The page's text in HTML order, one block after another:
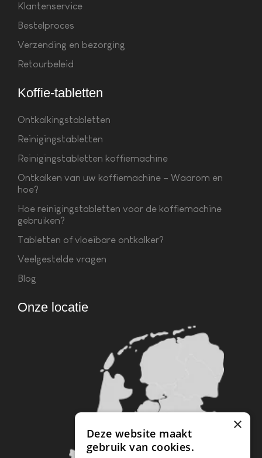
Klantenservice
Bestelproces
Verzending en bezorging
Retourbeleid
Koffie-tabletten
Ontkalkingstabletten
Reinigingstabletten
Reinigingstabletten koffiemachine
Ontkalken van uw koffiemachine – Waarom en
hoe?
Hoe reinigingstabletten voor de koffiemachine
gebruiken?
Tabletten of vloeibare ontkalker?
Veelgestelde vragen
Blog
Onze locatie
×
Deze website maakt
gebruik van cookies.